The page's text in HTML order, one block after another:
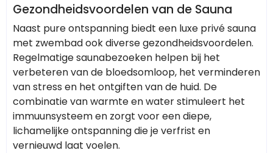
Gezondheidsvoordelen van de Sauna
Naast pure ontspanning biedt een luxe privé sauna
met zwembad ook diverse gezondheidsvoordelen.
Regelmatige saunabezoeken helpen bij het
verbeteren van de bloedsomloop, het verminderen
van stress en het ontgiften van de huid. De
combinatie van warmte en water stimuleert het
immuunsysteem en zorgt voor een diepe,
lichamelijke ontspanning die je verfrist en
vernieuwd laat voelen.